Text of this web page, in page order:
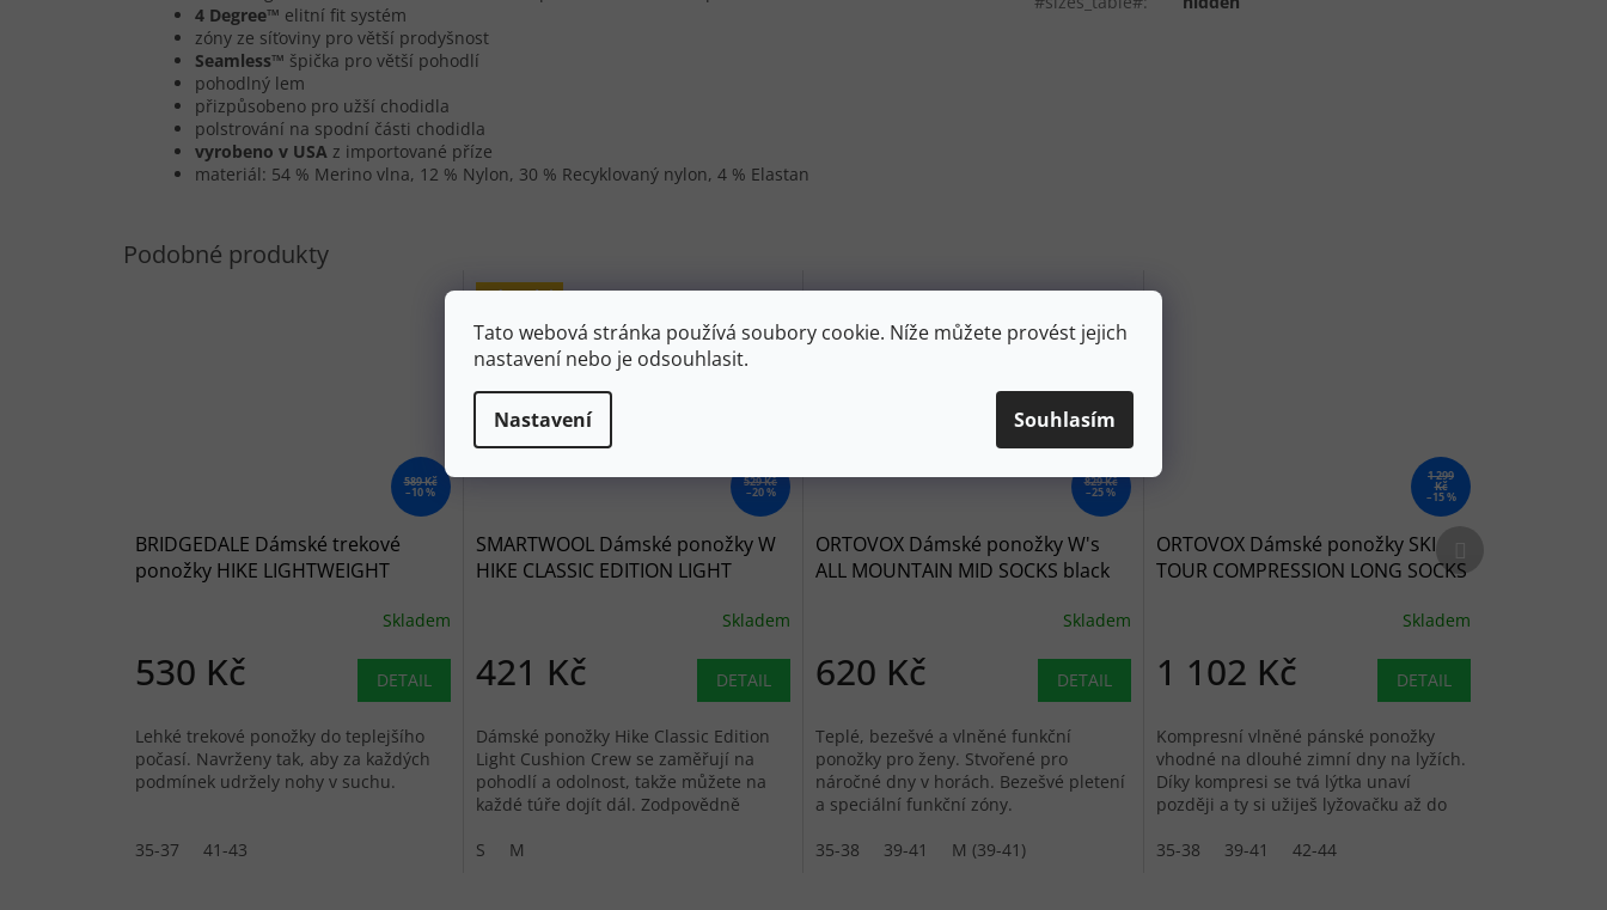
Tato webová stránka používá soubory cookie. Níže můžete provést jejich
nastavení nebo je odsouhlasit.
Nastavení Souhlasím
4 Degree™ elitní fit systém
zóny ze síťoviny pro větší prodyšnost
Seamless™ špička pro větší pohodlí
pohodlný lem
přizpůsobeno pro užší chodidla
polstrování na spodní části chodidla
vyrobeno v USA z importované příze
materiál: 54 % Merino vlna, 12 % Nylon, 30 % Recyklovaný nylon, 4 % Elastan
589 Kč
–10 %
BRIDGEDALE Dámské trekové
ponožky HIKE LIGHTWEIGHT
Skladem
530 Kč DETAIL
Lehké trekové ponožky do teplejšího
počasí. Navrženy tak, aby za každých
podmínek udržely nohy v suchu.
35-37 41-43
Výprodej
529 Kč
–20 %
SMARTWOOL Dámské ponožky W
HIKE CLASSIC EDITION LIGHT
Skladem
421 Kč DETAIL
Dámské ponožky Hike Classic Edition
Light Cushion Crew se zaměřují na
pohodlí a odolnost, takže můžete na
každé túře dojít dál. Zodpovědně
S
M
829 Kč
–25 %
ORTOVOX Dámské ponožky W's
ALL MOUNTAIN MID SOCKS black
Skladem
620 Kč DETAIL
Teplé, bezešvé a vlněné funkční
ponožky pro ženy. Stvořené pro
náročné dny v horách. Bezešvé pletení
a speciální funkční zóny.
35-38
39-41 M (39-41)
1 299
Kč
–15 %
ORTOVOX Dámské ponožky SKI
TOUR COMPRESSION LONG SOCKS
Skladem
1 102 Kč DETAIL
Kompresní vlněné pánské ponožky
vhodné na dlouhé zimní dny na lyžích.
Díky kompresi se tvá lýtka unaví
později a ty si užiješ lyžovačku až do
35-38
39-41 42-44